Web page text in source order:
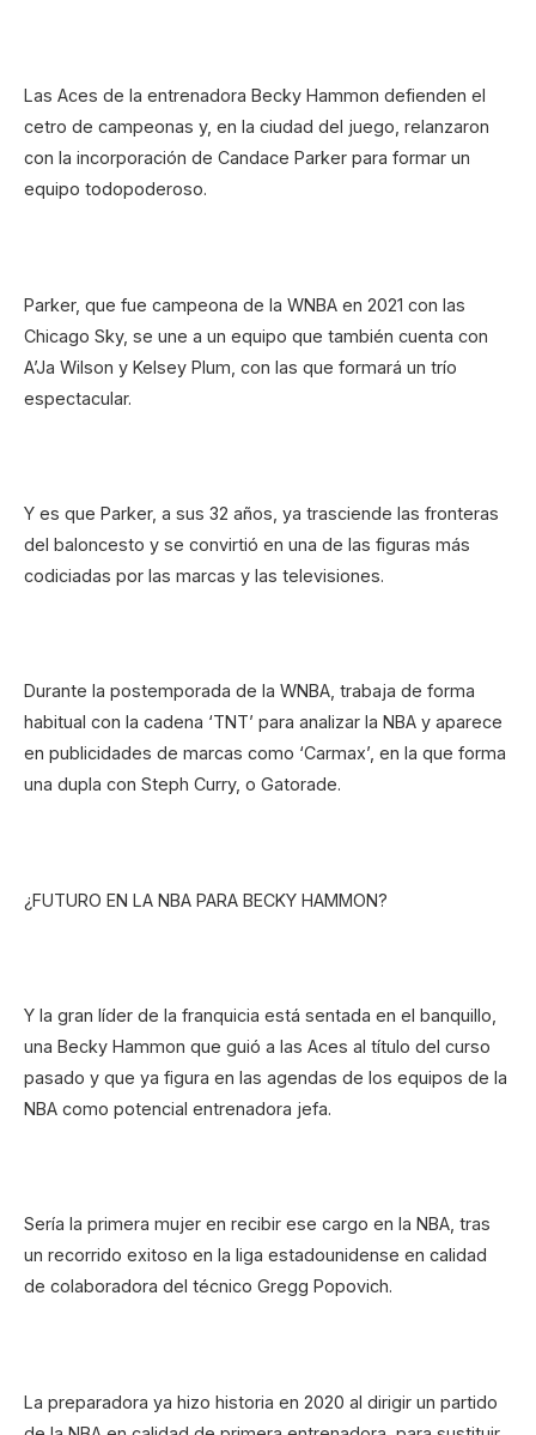
Las Aces de la entrenadora Becky Hammon defienden el
cetro de campeonas y, en la ciudad del juego, relanzaron
con la incorporación de Candace Parker para formar un
equipo todopoderoso.
Parker, que fue campeona de la WNBA en 2021 con las
Chicago Sky, se une a un equipo que también cuenta con
A’Ja Wilson y Kelsey Plum, con las que formará un trío
espectacular.
Y es que Parker, a sus 32 años, ya trasciende las fronteras
del baloncesto y se convirtió en una de las figuras más
codiciadas por las marcas y las televisiones.
Durante la postemporada de la WNBA, trabaja de forma
habitual con la cadena ‘TNT’ para analizar la NBA y aparece
en publicidades de marcas como ‘Carmax’, en la que forma
una dupla con Steph Curry, o Gatorade.
¿FUTURO EN LA NBA PARA BECKY HAMMON?
Y la gran líder de la franquicia está sentada en el banquillo,
una Becky Hammon que guió a las Aces al título del curso
pasado y que ya figura en las agendas de los equipos de la
NBA como potencial entrenadora jefa.
Sería la primera mujer en recibir ese cargo en la NBA, tras
un recorrido exitoso en la liga estadounidense en calidad
de colaboradora del técnico Gregg Popovich.
La preparadora ya hizo historia en 2020 al dirigir un partido